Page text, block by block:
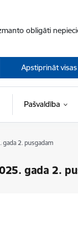
obligāti
Apstiprināt visas
Pašvaldība
2. pusgadam
gada 2.